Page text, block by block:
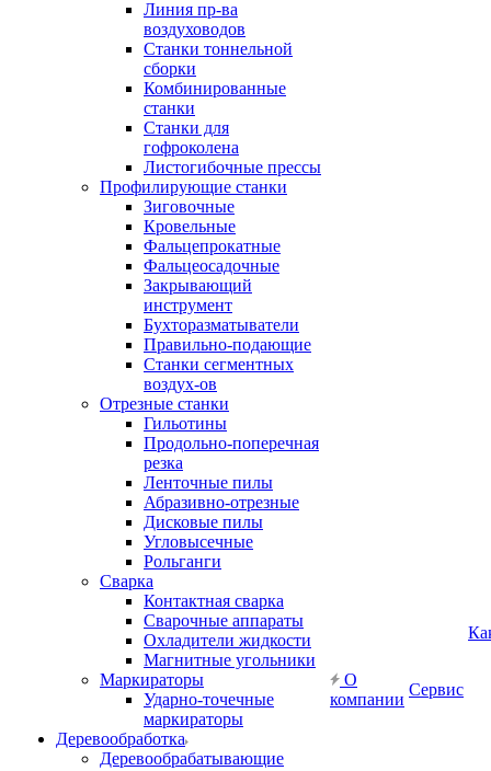
Линия пр-ва
воздуховодов
Станки тоннельной
сборки
Комбинированные
станки
Станки для
гофроколена
Листогибочные прессы
Профилирующие станки
Зиговочные
Кровельные
Фальцепрокатные
Фальцеосадочные
Закрывающий
инструмент
Бухторазматыватели
Правильно-подающие
Станки сегментных
воздух-ов
Отрезные станки
Гильотины
Продольно-поперечная
резка
Ленточные пилы
Абразивно-отрезные
Дисковые пилы
Угловысечные
Рольганги
Сварка
Контактная сварка
Сварочные аппараты
Охладители жидкости
Магнитные угольники
Маркираторы
Ударно-точечные
маркираторы
Деревообработка
Деревообрабатывающие
О
компании
Сервис